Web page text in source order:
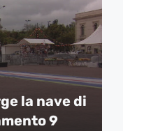
la nave di
9